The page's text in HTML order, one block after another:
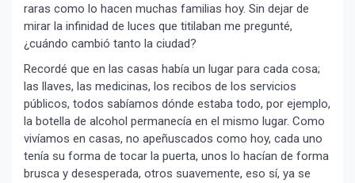
raras como lo hacen muchas familias hoy. Sin dejar de
mirar la infinidad de luces que titilaban me pregunté,
¿cuándo cambió tanto la ciudad?
Recordé que en las casas había un lugar para cada cosa;
las llaves, las medicinas, los recibos de los servicios
públicos, todos sabíamos dónde estaba todo, por ejemplo,
la botella de alcohol permanecía en el mismo lugar. Como
vivíamos en casas, no apeñuscados como hoy, cada uno
tenía su forma de tocar la puerta, unos lo hacían de forma
brusca y desesperada, otros suavemente, eso sí, ya se